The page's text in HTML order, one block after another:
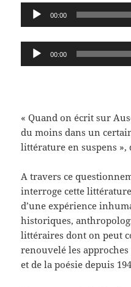
Lecteur
audio
00:00
Lecteur
audio
00:00
« Quand on écrit sur
du moins dans un
littérature en suspens
A travers ce
interroge cette
d’une expérience
historiques,
littéraires dont on peut
renouvelé les
et de la poésie depuis